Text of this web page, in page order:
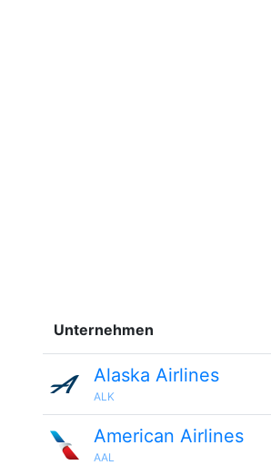
Unternehmen
Alaska Airlines
ALK
American Airlines
AAL